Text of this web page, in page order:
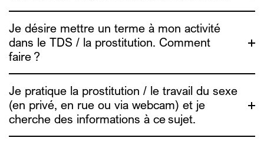
une vidéo
Je désire mettre un terme à mon activité
dans le TDS / la prostitution. Comment
faire ?
info4escorts.be
Je pratique la prostitution / le travail du sexe
(en privé, en rue ou via webcam) et je
cherche des informations à ce sujet.